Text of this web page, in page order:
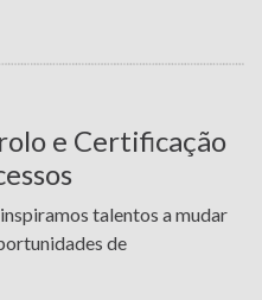
e Certificação
talentos a mudar
de